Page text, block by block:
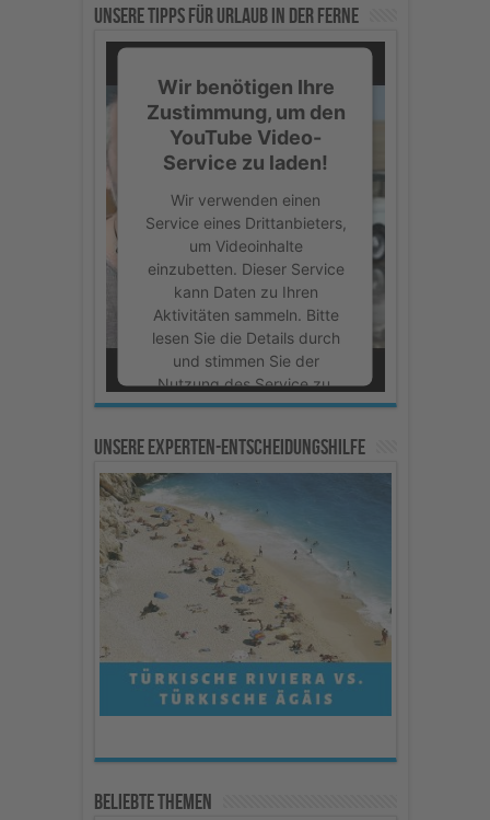
Unsere Tipps für Urlaub in der Ferne
Wir benötigen Ihre
Zustimmung, um den
YouTube Video-
Service zu laden!
Wir verwenden einen
Service eines Drittanbieters,
um Videoinhalte
einzubetten. Dieser Service
kann Daten zu Ihren
Aktivitäten sammeln. Bitte
lesen Sie die Details durch
und stimmen Sie der
Nutzung des Service zu,
um dieses Video
Mehr Informationen
Akzeptieren
powered byUsercentrics
Consent Management
Platform
Unsere Experten-Entscheidungshilfe
Beliebte Themen